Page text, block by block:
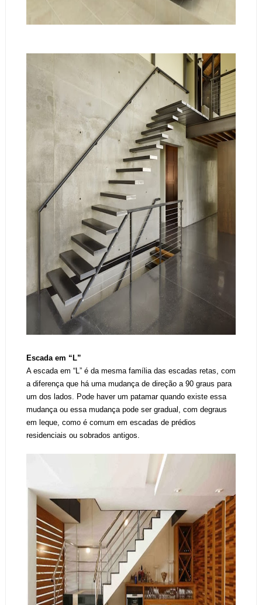
Escada em “L”
A escada em “L” é da mesma família das escadas retas, com
a diferença que há uma mudança de direção a 90 graus para
um dos lados. Pode haver um patamar quando existe essa
mudança ou essa mudança pode ser gradual, com degraus
em leque, como é comum em escadas de prédios
residenciais ou sobrados antigos.